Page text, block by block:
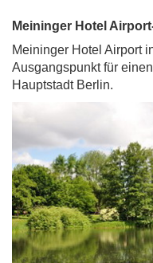
Meininger Hotel
Meininger Hotel Airport
Ausgangspunkt für
Hauptstadt Berlin.